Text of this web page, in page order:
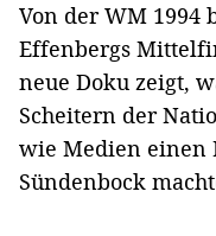
Von der WM 1994
Effenbergs
neue Doku zeigt,
Scheitern der
wie Medien einen
Sündenbock